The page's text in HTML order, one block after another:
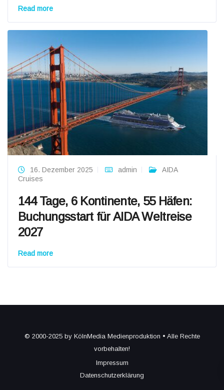
Read more
16. Dezember 2025 admin
AIDA
Cruises
144 Tage, 6 Kontinente, 55 Häfen:
Buchungsstart für AIDA Weltreise
2027
Read more
© 2000-2025 by KölnMedia Medienproduktion • Alle Rechte
vorbehalten!
Impressum
Datenschutzerklärung